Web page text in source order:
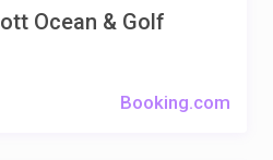
Booking.com
Ocean & Golf